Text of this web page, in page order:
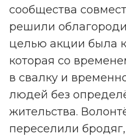
сообщества
решили
целью акции была
которая со
в свалку и
людей без
жительства.
переселили